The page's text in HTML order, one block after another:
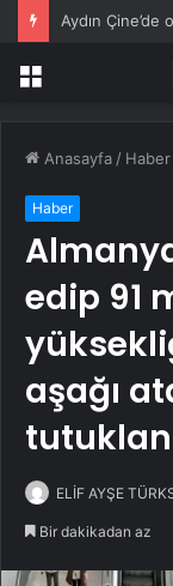
Menü
Anasayfa / Haber
Haber
edip 91
aşağı
ELİF AYŞE
Bir dakikadan az